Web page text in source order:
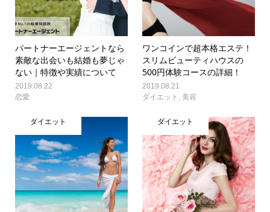
パートナーエージェントなら
素敵な出会いも結婚も夢じゃ
ない｜特徴や実績について
2019.08.22
恋愛
ワンコインで超本格エステ！
スリムビューティハウスの
500円体験コースの詳細！
2019.08.21
ダイエット , 美容
ダイエット ダイエット